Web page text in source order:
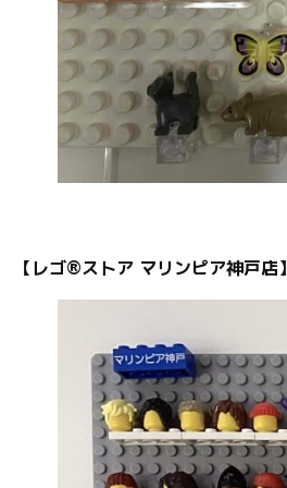
【レゴ®ストア マリンピア神戸店